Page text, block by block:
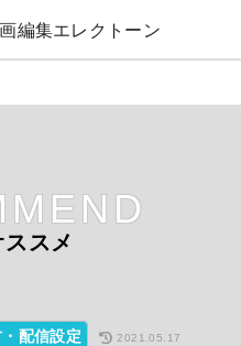
編集エレクトーン
スメ
配信設定 2021.05.17